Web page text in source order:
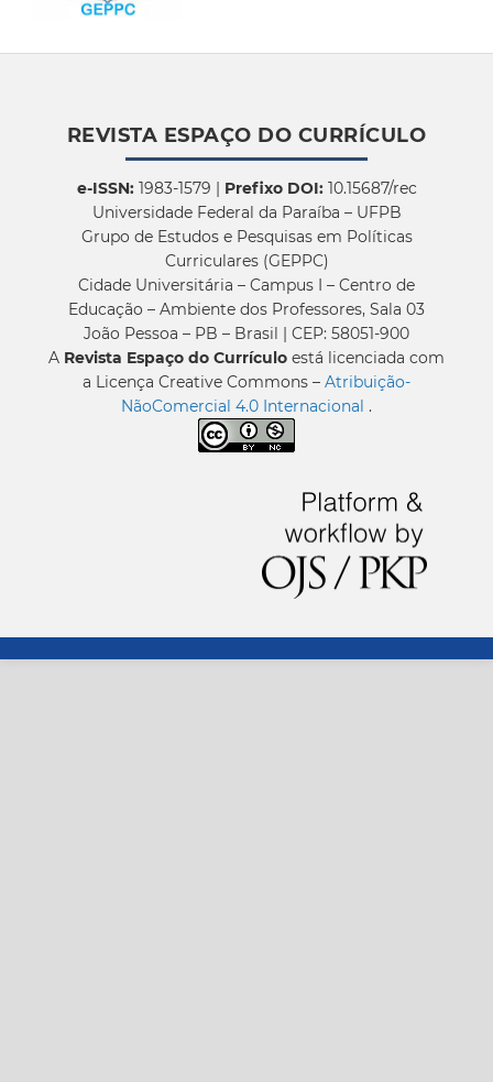
REVISTA ESPAÇO DO CURRÍCULO
e-ISSN:1983-1579 | Prefixo DOI:10.15687/rec
Universidade Federal da Paraíba – UFPB
Grupo de Estudos e Pesquisas em Políticas
Curriculares (GEPPC)
Cidade Universitária – Campus I – Centro de
Educação – Ambiente dos Professores, Sala 03
João Pessoa – PB – Brasil | CEP: 58051-900
A Revista Espaço do Currículo está licenciada com
a Licença Creative Commons – Atribuição-
NãoComercial 4.0 Internacional .